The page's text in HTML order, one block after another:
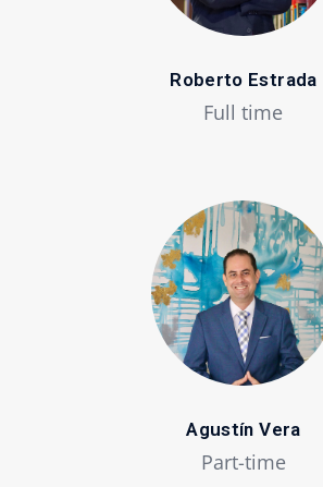
Roberto Estrada
Full time
Agustín Vera
Part-time